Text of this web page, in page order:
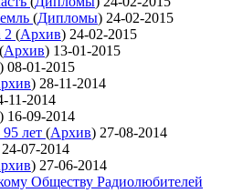
(Дипломы) 24-02-2015
2 (Архив) 24-02-2015
(Архив) 13-01-2015
) 08-01-2015
) 28-11-2014
11-2014
) 16-09-2014
лет (Архив) 27-08-2014
24-07-2014
) 27-06-2014
Обществу Радиолюбителей